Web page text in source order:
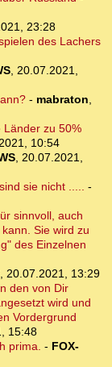
23:28
des Lachers
, 20.07.2021,
- mabraton
zu 50%
10:54
, 20.07.2021,
sie nicht .....
-
sinnvoll, auch
Sie wird zu
des Einzelnen
20.07.2021, 13:29
den von Dir
wird und
Vordergrund
15:48
prima. - FOX-